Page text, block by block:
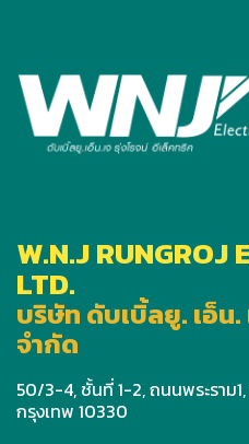
W.N.J RUNGROJ
LTD.
บริษัท ดับเบิ้ลยู. เอ็น.
จำกัด
50/3-4, ชั้นที่ 1-2, ถนนพระราม
กรุงเทพ 10330